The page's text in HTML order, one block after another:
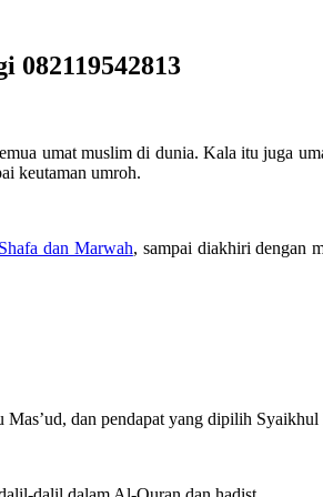
082119542813
umat muslim di dunia. Kala itu juga
keutaman umroh.
Shafa dan Marwah, sampai diakhiri dengan
dan pendapat yang dipilih